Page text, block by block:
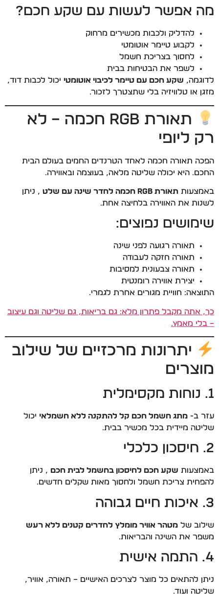
מה אפשר לעשות עם שקע חכם?
להדליק ולכבות מכשירים מרחוק
לקבוע טיימר אוטומטי
לחסוך בצריכת חשמל
לשפר את הבטיחות בבית
לדוגמה, שקע חכם עם טיימר לכיבוי אוטומטי יכול לכבות דוד,
מזגן או טלוויזיה בלי שתצטרך לזכור.
תאורת RGB חכמה – לא
רק ליופי
הפכה תאורה חכמה לאחד הטרנדים החמים בעולם הבית
החכם. היא יכולה שליטה מלאה, בעוצמה ובאווירה.
באמצעות תאורת RGB חכמה לחדר שינה עם שלט
, ניתן
לשנות את האווירה בלחיצה אחת.
שימושים נפוצים:
תאורה רגועה לפני שינה
תאורה חזקה לעבודה
תאורה צבעונית למסיבות
יצירת אווירה רומנטית
התוצאה: חוויית מגורים אחרת לגמרי.
כך, אתה מקבל פתרון מלא: גם בריאות, גם שליטה וגם עיצוב
– בלי מאמץ.
יתרונות מרכזיים של שילוב
מוצרים
1. נוחות מקסימלית
עזר ב- מתג חשמל חכם קל להתקנה ללא חשמלאי יכול
שליטה מיידית בכל מכשיר בבית.
2. חיסכון כלכלי
באמצעות שקע חכם לחיסכון בחשמל לבית חכם , ניתן
להפחית צריכת חשמל ולחסוך מאות שקלים חדשים.
3. איכות חיים גבוהה
שילוב של מטהר אוויר מומלץ לחדרים קטנים ללא רעש
משפר את השינה והבריאות.
4. התמה אישית
ניתן להתאים כל מוצר לצרכים האישיים – תאורה, אוויר,
שליטה ועוד.